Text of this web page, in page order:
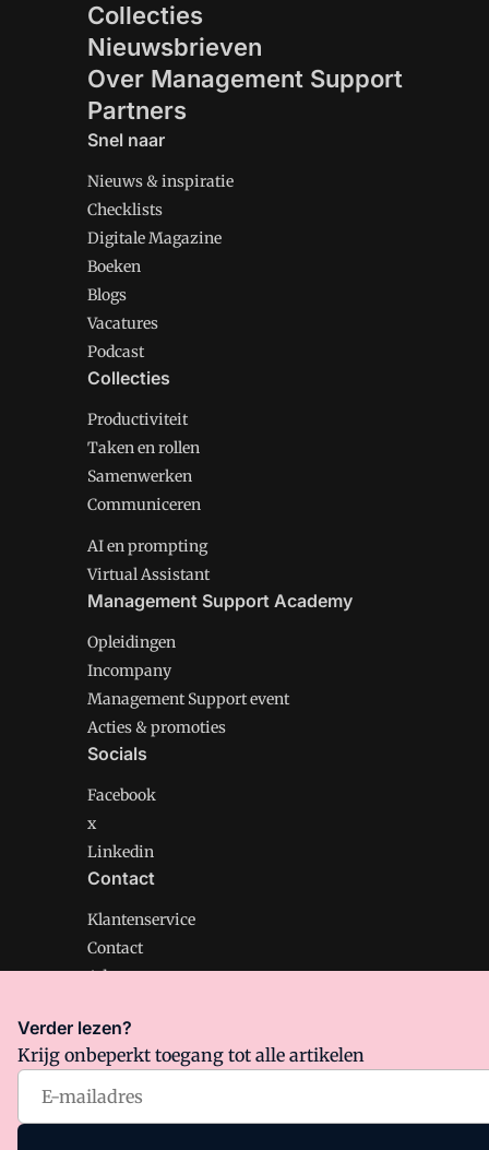
Collecties
Nieuwsbrieven
Over Management Support
Partners
Snel naar
Nieuws & inspiratie
Checklists
Digitale Magazine
Boeken
Blogs
Vacatures
Podcast
Collecties
Productiviteit
Taken en rollen
Samenwerken
Communiceren
AI en prompting
Virtual Assistant
Management Support Academy
Opleidingen
Incompany
Management Support event
Acties & promoties
Socials
Facebook
x
Linkedin
Contact
Klantenservice
Contact
Adverteren
Management Support is onderdeel van VMN media.
Algemene Voorwaarden
Verder lezen?
Krijg onbeperkt toegang tot alle artikelen